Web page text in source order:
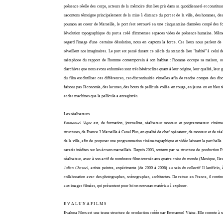
présence réelle des corps, acteurs de la mémoire d'un lieu pris dans sa quotidienneté et
racontons témoigne principalement de la mise à distance du port et de la ville, des hommes,
poumon au coeur de Marseille, le port s'est retrouvé en une cinquantaine d'années coupé des
l'évolution topographique du port a créé d'immenses espaces vides de présence humaine.
regard l'image d'une certaine désolation, nous en captons la force. Ces lieux nous parlent
réveillent nos imaginaires. Le port est passé durant ce siècle du statut de lieu "habité" à celui
métaphore du rapport de l'homme contemporain à son habitat : l'homme occupe sa maison,
d'archives que nous avons exhumées sont très hétéroclites quant à leur origine, leur qualité,
du film est d'utiliser ces différences, ces discontinuités visuelles afin de rendre compte des
faisons pas l'économie, des lacunes, des bouts de pellicule voilée en rouge, en jaune ou en bleu
et des machines que la pellicule a enregistrés.
Les réalisateurs
Emmanuel Vigneest, de formation, journaliste, réalisateur-monteur et programmateur
structures, de France 3 Marseille à Canal Plus, en qualité de chef opérateur, de monteur et de
de la ville, afin de proposer une programmation cinématographique et vidéo laissant la part
raretés inédites sur les écrans marseillais. Depuis 2003, soutenu par sa structure de production
réalisateur, avec à son actif de nombreux films tournés aux quatre coins du monde (Mexique,
Julien Chesnel, artiste peintre, expérimente (de 2000 à 2006) au sein du collectif Il lanificio,
collaboration avec des photographes, scénographes, architectes. De retour en France, il
aux images filmées, qui présentent pour lui un nouveau matériau à explorer.
E V A L U N A F I L M S
Evaluna Films est une jeune structure de production créée par Emmanuel Vigne. Elle compte à